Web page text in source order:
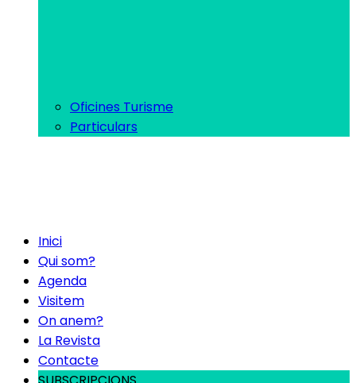
Oficines Turisme
Particulars
Inici
Qui som?
Agenda
Visitem
On anem?
La Revista
Contacte